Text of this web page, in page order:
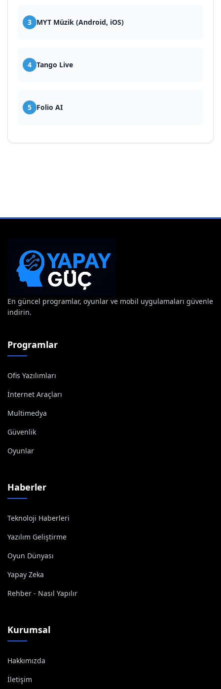
3 MYT Müzik (Android, iOS)
4 Tango Live
5 Folio AI
En güncel programlar, oyunlar ve mobil uygulamaları güvenle
indirin.
Programlar
Ofis Yazılımları
İnternet Araçları
Multimedya
Güvenlik
Oyunlar
Haberler
Teknoloji Haberleri
Yazılım Geliştirme
Oyun Dünyası
Yapay Zeka
Rehber - Nasıl Yapılır
Kurumsal
Hakkımızda
İletişim